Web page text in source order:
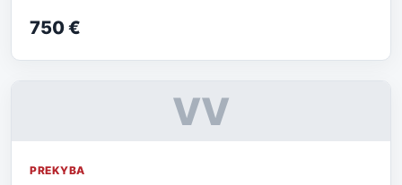
750 €
VV
PREKYBA